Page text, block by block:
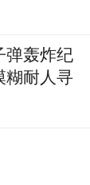
弹轰炸纪
糊耐人寻